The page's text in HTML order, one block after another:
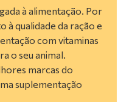
à alimentação. Por
à qualidade da ração e
com vitaminas
o seu animal.
marcas do
suplementação